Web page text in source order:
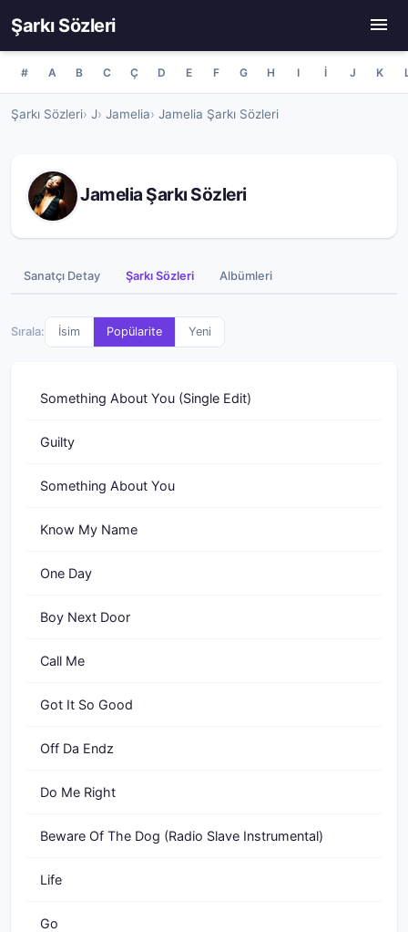
Şarkı Sözleri
# A B C Ç D E F G H I İ J K
Şarkı Sözleri J Jamelia Jamelia Şarkı Sözleri
Jamelia Şarkı Sözleri
Sanatçı Detay Şarkı Sözleri Albümleri
Sırala: İsim Popülarite Yeni
Something About You (Single Edit)
Guilty
Something About You
Know My Name
One Day
Boy Next Door
Call Me
Got It So Good
Off Da Endz
Do Me Right
Beware Of The Dog (Radio Slave Instrumental)
Life
Go